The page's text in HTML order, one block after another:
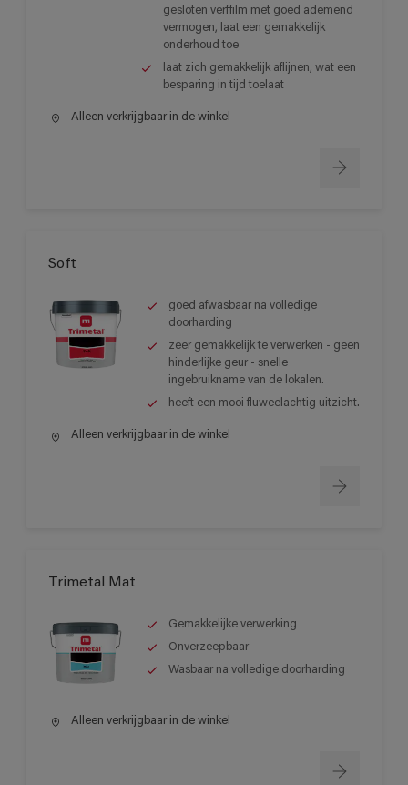
gesloten verffilm met goed ademend
vermogen, laat een gemakkelijk
onderhoud toe
laat zich gemakkelijk aflijnen, wat een
besparing in tijd toelaat
Alleen verkrijgbaar in de winkel
Soft
goed afwasbaar na volledige
doorharding
zeer gemakkelijk te verwerken - geen
hinderlijke geur - snelle
ingebruikname van de lokalen.
heeft een mooi fluweelachtig uitzicht.
Alleen verkrijgbaar in de winkel
Trimetal Mat
Gemakkelijke verwerking
Onverzeepbaar
Wasbaar na volledige doorharding
Alleen verkrijgbaar in de winkel